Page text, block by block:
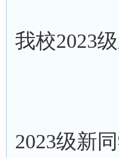
我校2023
2023级新